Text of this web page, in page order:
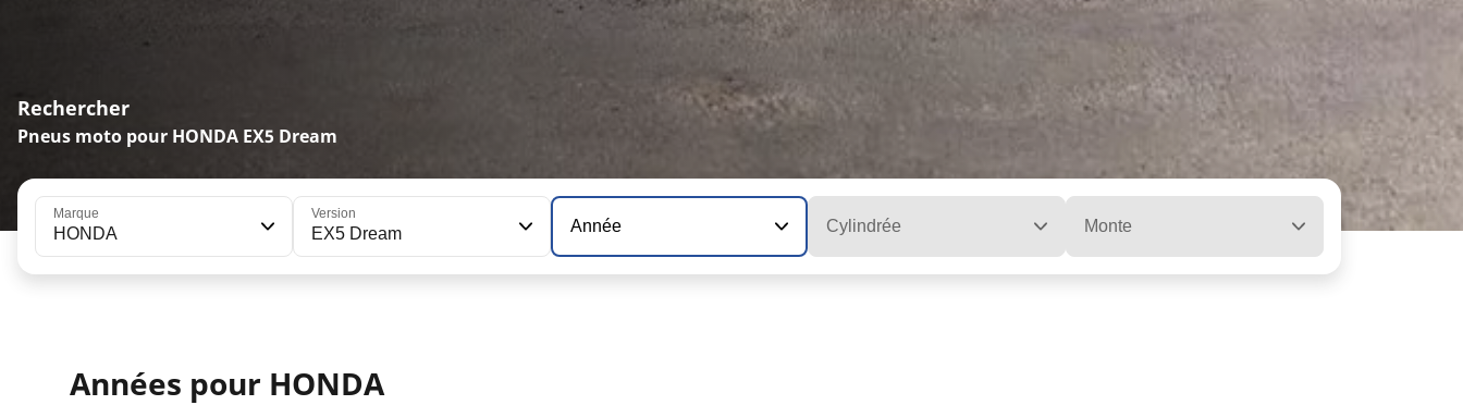
Rechercher
Pneus moto pour HONDA EX5 Dream
Marque
HONDA
Version
EX5 Dream Année Cylindrée Monte
Années pour HONDA